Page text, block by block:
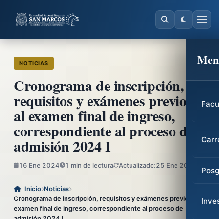
NOTICIAS
Cronograma de inscripción,
requisitos y exámenes previos,
al examen final de ingreso,
correspondiente al proceso de
admisión 2024 I
16 Ene 2024 1 min de lectura Actualizado:25 Ene 2024
Inicio Noticias
Cronograma de inscripción, requisitos y exámenes previos, al
examen final de ingreso, correspondiente al proceso de